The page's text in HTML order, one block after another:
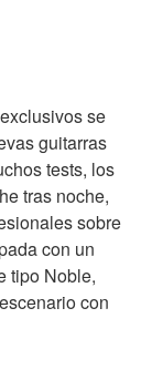
se
guitarras
tests, los
tras noche,
sobre
con un
tipo Noble,
con